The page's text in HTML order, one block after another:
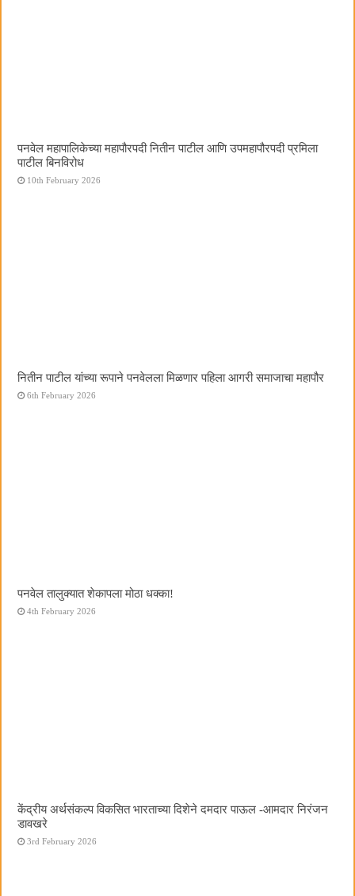
पनवेल महापालिकेच्या महापौरपदी नितीन पाटील आणि उपमहापौरपदी प्रमिला
पाटील बिनविरोध
10th February 2026
नितीन पाटील यांच्या रूपाने पनवेलला मिळणार पहिला आगरी समाजाचा महापौर
6th February 2026
पनवेल तालुक्यात शेकापला मोठा धक्का!
4th February 2026
केंद्रीय अर्थसंकल्प विकसित भारताच्या दिशेने दमदार पाऊल -आमदार निरंजन
डावखरे
3rd February 2026